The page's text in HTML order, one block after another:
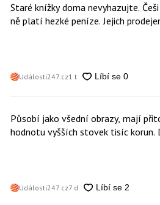
Staré knížky doma nevyhazujte.
ně platí hezké peníze. Jejich
Události247.cz1 t
Působí jako všední obrazy, mají
hodnotu vyšších stovek tisíc korun.
Události247.cz7 d